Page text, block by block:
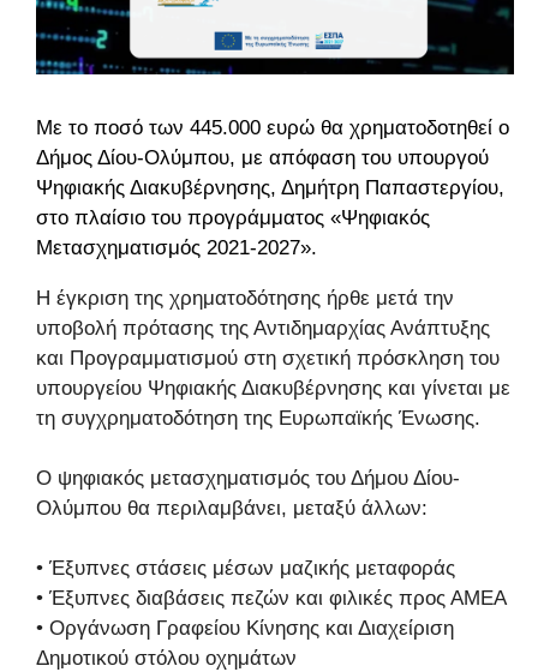
Με το ποσό των 445.000 ευρώ θα χρηματοδοτηθεί ο
Δήμος Δίου-Ολύμπου, με απόφαση του υπουργού
Ψηφιακής Διακυβέρνησης, Δημήτρη Παπαστεργίου,
στο πλαίσιο του προγράμματος «Ψηφιακός
Μετασχηματισμός 2021-2027».
Η έγκριση της χρηματοδότησης ήρθε μετά την
υποβολή πρότασης της Αντιδημαρχίας Ανάπτυξης
και Προγραμματισμού στη σχετική πρόσκληση του
υπουργείου Ψηφιακής Διακυβέρνησης και γίνεται με
τη συγχρηματοδότηση της Ευρωπαϊκής Ένωσης.
Ο ψηφιακός μετασχηματισμός του Δήμου Δίου-
Ολύμπου θα περιλαμβάνει, μεταξύ άλλων:
• Έξυπνες στάσεις μέσων μαζικής μεταφοράς
• Έξυπνες διαβάσεις πεζών και φιλικές προς ΑΜΕΑ
• Οργάνωση Γραφείου Κίνησης και Διαχείριση
Δημοτικού στόλου οχημάτων